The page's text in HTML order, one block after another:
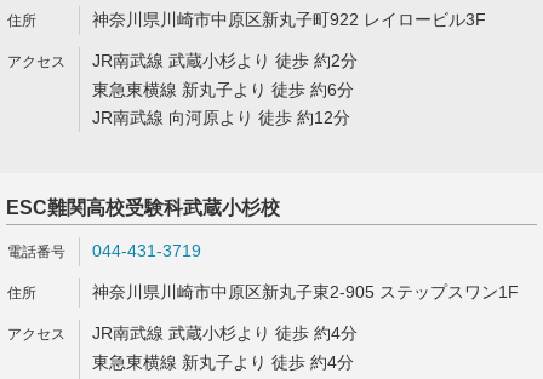
神奈川県川崎市中原区新丸子町922 レイロービル3F
JR南武線 武蔵小杉より 徒歩 約2分
東急東横線 新丸子より 徒歩 約6分
JR南武線 向河原より 徒歩 約12分
ESC難関高校受験科武蔵小杉校
044-431-3719
神奈川県川崎市中原区新丸子東2-905 ステップスワン1F
JR南武線 武蔵小杉より 徒歩 約4分
東急東横線 新丸子より 徒歩 約4分